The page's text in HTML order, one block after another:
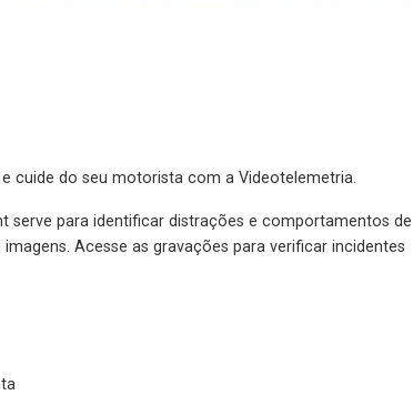
cuide do seu motorista com a Videotelemetria.
serve para identificar distrações e comportamentos de
Acesse as gravações para verificar incidentes